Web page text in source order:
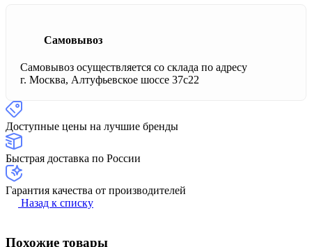
Самовывоз
Самовывоз осуществляется со склада по адресу
г. Москва, Алтуфьевское шоссе 37с22
Доступные цены на лучшие бренды
Быстрая доставка по России
Гарантия качества от производителей
Назад к списку
Похожие товары